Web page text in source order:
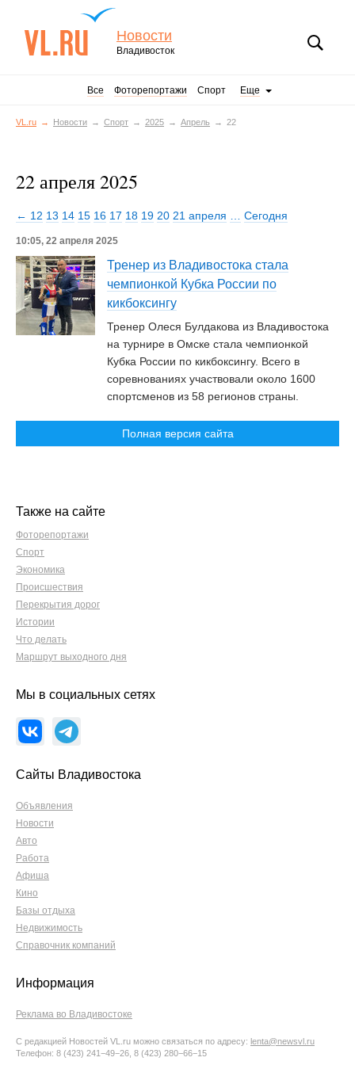
Новости
Владивосток
Все Фоторепортажи Спорт Еще
VL.ru Новости Спорт 2025 Апрель 22
22 апреля 2025
← 12 13 14 15 16 17 18 19 20 21 апреля Сегодня
10:05, 22 апреля 2025
Тренер из Владивостока стала
чемпионкой Кубка России по
кикбоксингу
Тренер Олеся Булдакова из Владивостока
на турнире в Омске стала чемпионкой
Кубка России по кикбоксингу. Всего в
соревнованиях участвовали около 1600
спортсменов из 58 регионов страны.
Полная версия сайта
Также на сайте
Фоторепортажи
Спорт
Экономика
Происшествия
Перекрытия дорог
Истории
Что делать
Маршрут выходного дня
Мы в социальных сетях
Сайты Владивостока
Объявления
Новости
Авто
Работа
Афиша
Кино
Базы отдыха
Недвижимость
Справочник компаний
Информация
Реклама во Владивостоке
С редакцией Новостей VL.ru можно связаться по адресу: lenta@newsvl.ru
Телефон: 8 (423) 241−49−26, 8 (423) 280−66−15